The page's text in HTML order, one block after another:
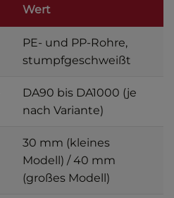
Wert
PE- und PP-Rohre,
stumpfgeschweißt
DA90 bis DA1000 (je
nach Variante)
30 mm (kleines
Modell) / 40 mm
(großes Modell)